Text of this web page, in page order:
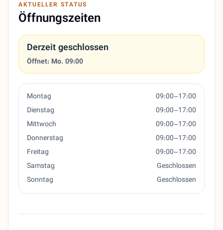
AKTUELLER STATUS
Öffnungszeiten
Derzeit geschlossen
Öffnet: Mo. 09:00
Montag
09:00–17:00
Dienstag
09:00–17:00
Mittwoch
09:00–17:00
Donnerstag
09:00–17:00
Freitag
09:00–17:00
Samstag
Geschlossen
Sonntag
Geschlossen